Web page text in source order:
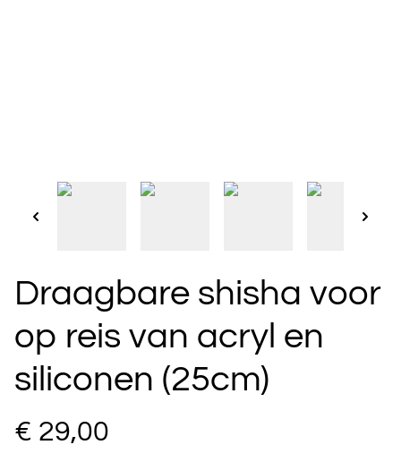
Draagbare shisha voor
op reis van acryl en
siliconen (25cm)
€ 29,00